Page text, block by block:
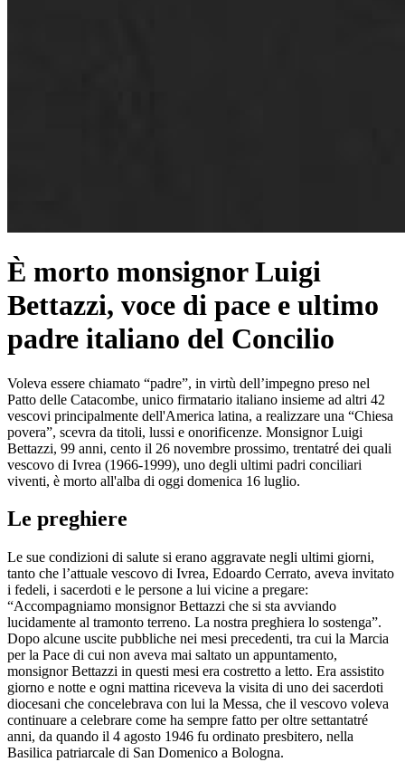
È morto monsignor Luigi
Bettazzi, voce di pace e ultimo
padre italiano del Concilio
Voleva essere chiamato “padre”, in virtù dell’impegno preso nel
Patto delle Catacombe, unico firmatario italiano insieme ad altri 42
vescovi principalmente dell'America latina, a realizzare una “Chiesa
povera”, scevra da titoli, lussi e onorificenze. Monsignor Luigi
Bettazzi, 99 anni, cento il 26 novembre prossimo, trentatré dei quali
vescovo di Ivrea (1966-1999), uno degli ultimi padri conciliari
viventi, è morto all'alba di oggi domenica 16 luglio.
Le preghiere
Le sue condizioni di salute si erano aggravate negli ultimi giorni,
tanto che l’attuale vescovo di Ivrea, Edoardo Cerrato, aveva invitato
i fedeli, i sacerdoti e le persone a lui vicine a pregare:
“Accompagniamo monsignor Bettazzi che si sta avviando
lucidamente al tramonto terreno. La nostra preghiera lo sostenga”.
Dopo alcune uscite pubbliche nei mesi precedenti, tra cui la Marcia
per la Pace di cui non aveva mai saltato un appuntamento,
monsignor Bettazzi in questi mesi era costretto a letto. Era assistito
giorno e notte e ogni mattina riceveva la visita di uno dei sacerdoti
diocesani che concelebrava con lui la Messa, che il vescovo voleva
continuare a celebrare come ha sempre fatto per oltre settantatré
anni, da quando il 4 agosto 1946 fu ordinato presbitero, nella
Basilica patriarcale di San Domenico a Bologna.